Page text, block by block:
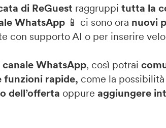
di ReGuest raggruppi tutta la
WhatsApp📱 ci sono ora nuovi
con supporto AI o per inserire
canale WhatsApp, così potrai
funzioni rapide, come la
dell’offerta oppure aggiungere